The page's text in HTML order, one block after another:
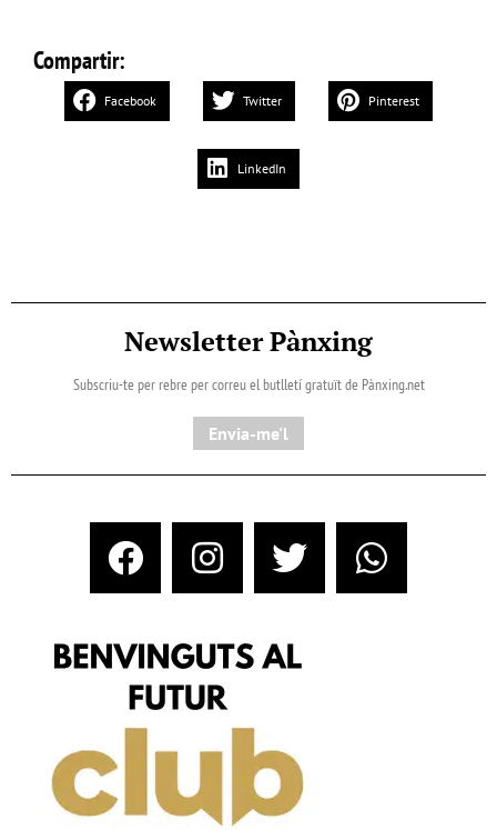
Compartir:
Facebook Twitter Pinterest
LinkedIn
Newsletter Pànxing
Subscriu-te per rebre per correu el butlletí gratuït de Pànxing.net​
Envia-me'l